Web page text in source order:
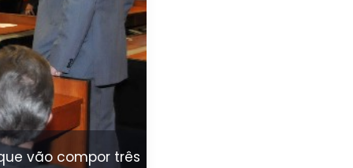
vão compor três